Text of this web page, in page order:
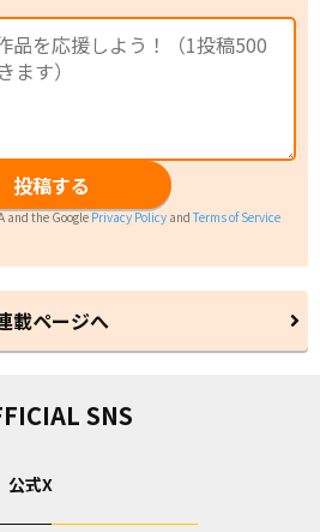
投稿する
and the GooglePrivacy Policy andTerms of Service
載ページへ
SNS
公式X